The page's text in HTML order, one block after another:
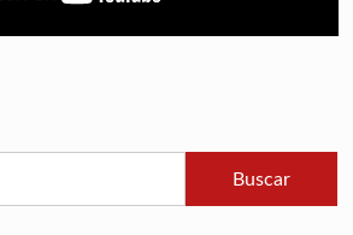
Buscar